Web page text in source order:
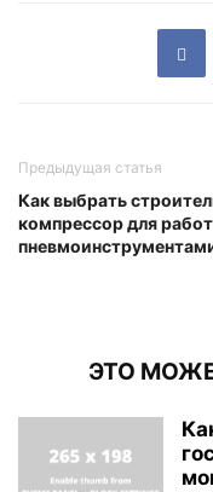
Предыдущая статья
Как выбрать
компрессор для
ЭТО